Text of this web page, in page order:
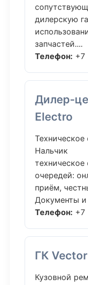
дилерскую
запчастей....
Телефон: +7
Дилер-
Electro
Нальчик
очередей:
приём,
Документы и
Телефон: +7
ГК
Кузовной